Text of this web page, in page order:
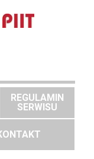
REGULAMIN
SERWISU